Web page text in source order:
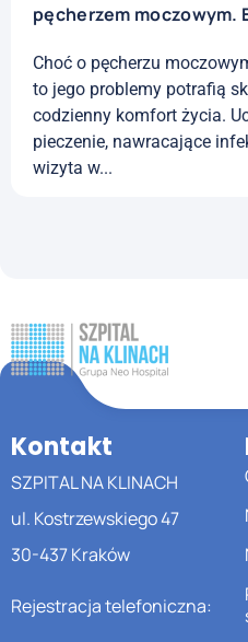
pęcherzem moczowym.
Choć o pęcherzu
to jego problemy potrafią
codzienny komfort życia.
pieczenie, nawracające
wizyta w...
Kontakt
SZPITAL NA KLINACH
ul. Kostrzewskiego 47
30-437 Kraków
Rejestracja telefoniczna: